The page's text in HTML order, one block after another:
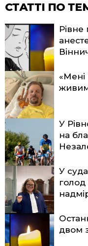
СТАТТІ ПО
У
на
У
голод
двом